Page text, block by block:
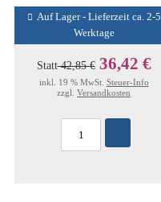
Auf Lager - Lieferzeit ca. 2-5
Werktage
Statt42,85 € 36,42 €
inkl. 19 % MwSt. Steuer-Info
zzgl. Versandkosten